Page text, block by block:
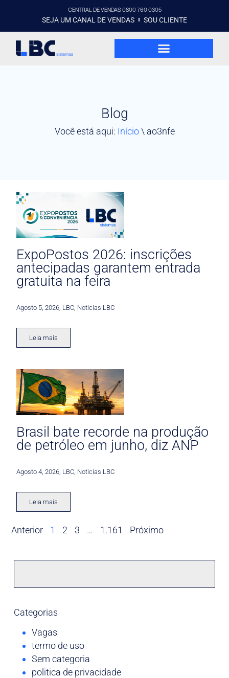
CENTRAL DE VENDAS 0800 760 0305
SEJA UM CANAL DE VENDAS SOU CLIENTE
Blog
Você está aqui: Início\ ao3nfe
ExpoPostos 2026: inscrições
antecipadas garantem entrada
gratuita na feira
Agosto 5, 2026 LBC Noticias LBC
Leia mais
Brasil bate recorde na produção
de petróleo em junho, diz ANP
Agosto 4, 2026 LBC Noticias LBC
Leia mais
Anterior 1 2 3 … 1.161 Próximo
Categorias
Vagas
termo de uso
Sem categoria
politica de privacidade